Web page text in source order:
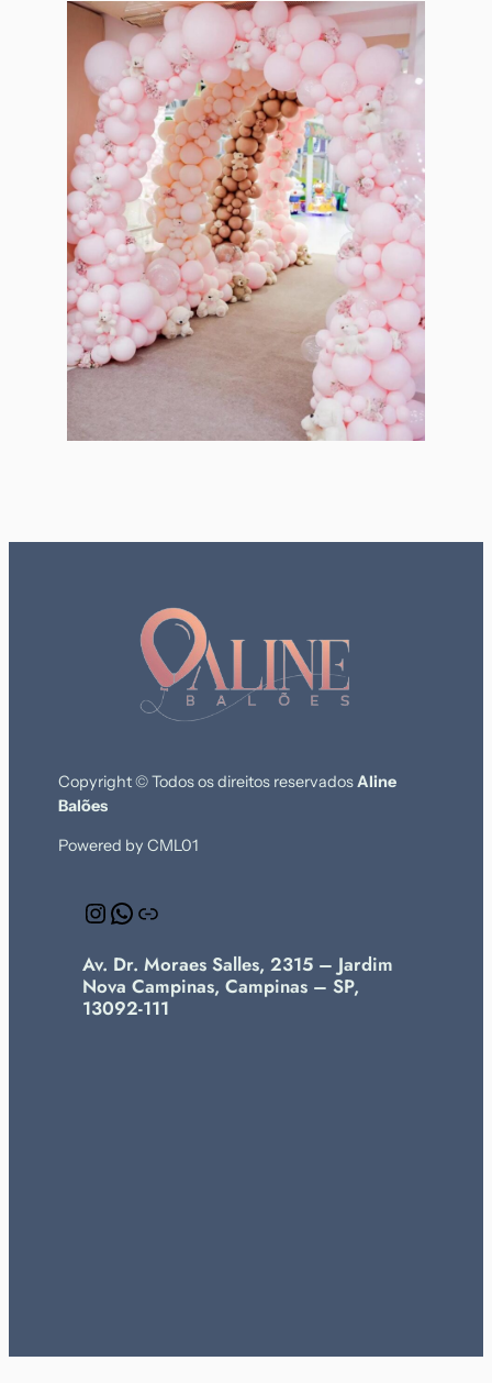
Copyright © Todos os direitos reservadosAline
Balões
Powered by CML01
InstagramWhatsApp Link
Av. Dr. Moraes Salles, 2315 – Jardim
Nova Campinas, Campinas – SP,
13092-111